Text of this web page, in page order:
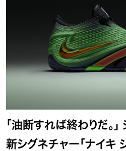
「油断すれば終わりだ。」
新シグネチャー「ナイキ